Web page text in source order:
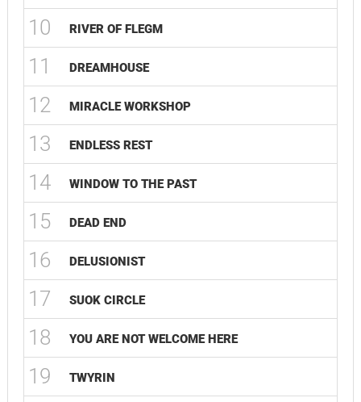
10 RIVER OF FLEGM
11 DREAMHOUSE
12 MIRACLE WORKSHOP
13 ENDLESS REST
14 WINDOW TO THE PAST
15 DEAD END
16 DELUSIONIST
17 SUOK CIRCLE
18 YOU ARE NOT WELCOME HERE
19 TWYRIN